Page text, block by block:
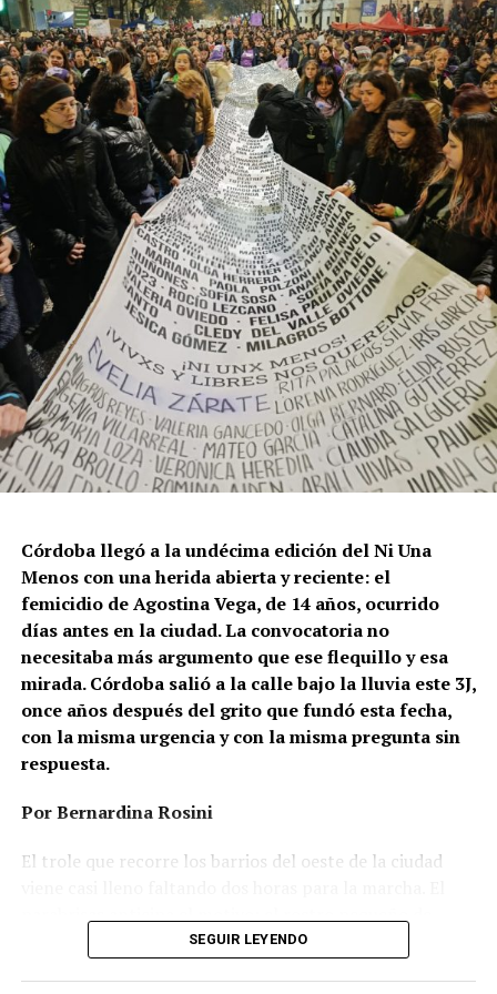
abajo. Viaje en barco de MU desde el bajo delta
bonaerense, para conocer y escuchar a isleños,
productores, docentes, ambientalistas y vecinos que
resisten otra avanzada sobre un territorio en disputa.
Por Francisco Pandolfi
Descargar la Mu en PDF
Ganar la vida: La historia de (no)
Su hijo Ciro tenía 120 veces más agrotóxicos que lo
Córdoba llegó a la undécima edición del Ni Una
Menos con una herida abierta y reciente: el
femicidio de Agostina Vega, de 14 años, ocurrido
días antes en la ciudad. La convocatoria no
necesitaba más argumento que ese flequillo y esa
mirada. Córdoba salió a la calle bajo la lluvia este 3J,
once años después del grito que fundó esta fecha,
con la misma urgencia y con la misma pregunta sin
respuesta.
Por Bernardina Rosini
El trole que recorre los barrios del oeste de la ciudad
Agostina Vega, 14 años. Era fácil intuir que será una
SEGUIR LEYENDO